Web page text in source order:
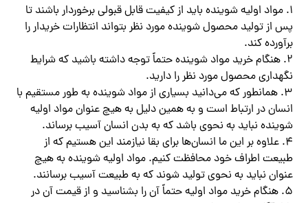
1. مواد اولیه شوینده باید از کیفیت قابل قبولی برخوردار باشند تا
پس از تولید محصول شوینده مورد نظر بتواند انتظارات خریدار را
برآورده کند.
2. هنگام خرید مواد شوینده حتماً توجه داشته باشید که شرایط
نگهداری محصول مورد نظر را دارید.
3. همانطور که می‌دانید بسیاری از مواد شوینده به طور مستقیم با
انسان در ارتباط است و به همین دلیل به هیچ عنوان مواد اولیه
شوینده نباید به نحوی باشد که به بدن انسان آسیب برساند.
4. علاوه بر این ما انسان‌ها برای بقا نیازمند این هستیم که از
طبیعت اطراف خود محافظت کنیم. مواد اولیه شوینده به هیچ
عنوان نباید به نحوی تولید شوند که به طبیعت آسیب برسانند.
5. هنگام خرید مواد اولیه حتماً آن را بشناسید و از قیمت آن در